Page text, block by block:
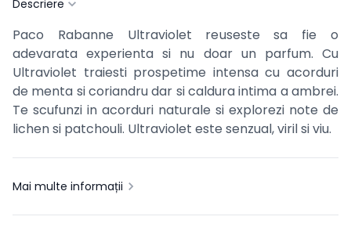
Descriere
Paco Rabanne Ultraviolet reuseste sa fie o
adevarata experienta si nu doar un parfum. Cu
Ultraviolet traiesti prospetime intensa cu acorduri
de menta si coriandru dar si caldura intima a ambrei.
Te scufunzi in acorduri naturale si explorezi note de
lichen si patchouli. Ultraviolet este senzual, viril si viu.
Mai multe informații